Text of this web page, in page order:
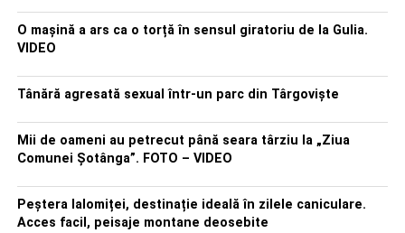
O mașină a ars ca o torță în sensul giratoriu de la Gulia.
VIDEO
Tânără agresată sexual într-un parc din Târgoviște
Mii de oameni au petrecut până seara târziu la „Ziua
Comunei Șotânga”. FOTO – VIDEO
Peștera Ialomiței, destinație ideală în zilele caniculare.
Acces facil, peisaje montane deosebite